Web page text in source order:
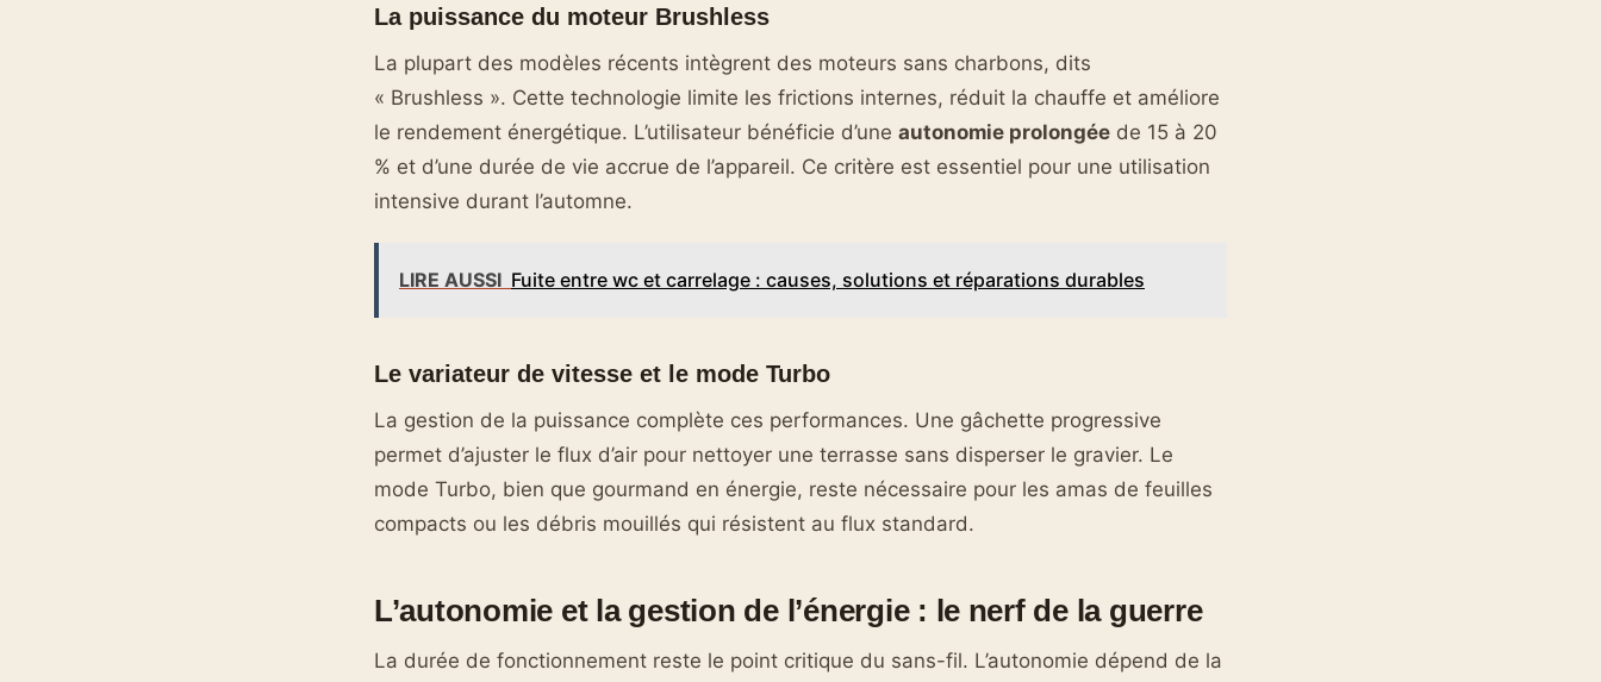
La puissance du moteur Brushless
La plupart des modèles récents intègrent des moteurs sans charbons, dits
« Brushless ». Cette technologie limite les frictions internes, réduit la chauffe et améliore
le rendement énergétique. L’utilisateur bénéficie d’une autonomie prolongée de 15 à 20
% et d’une durée de vie accrue de l’appareil. Ce critère est essentiel pour une utilisation
intensive durant l’automne.
LIRE AUSSI Fuite entre wc et carrelage : causes, solutions et réparations durables
Le variateur de vitesse et le mode Turbo
La gestion de la puissance complète ces performances. Une gâchette progressive
permet d’ajuster le flux d’air pour nettoyer une terrasse sans disperser le gravier. Le
mode Turbo, bien que gourmand en énergie, reste nécessaire pour les amas de feuilles
compacts ou les débris mouillés qui résistent au flux standard.
L’autonomie et la gestion de l’énergie : le nerf de la guerre
La durée de fonctionnement reste le point critique du sans-fil. L’autonomie dépend de la